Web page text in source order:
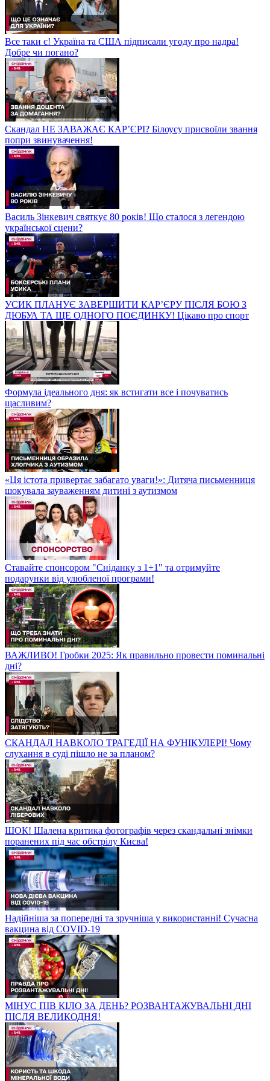
Все таки є! Україна та США підписали угоду про надра!
Добре чи погано?
Скандал НЕ ЗАВАЖАЄ КАР’ЄРІ? Білоусу присвоїли звання
попри звинувачення!
Василь Зінкевич святкує 80 років! Що сталося з легендою
української сцени?
УСИК ПЛАНУЄ ЗАВЕРШИТИ КАР’ЄРУ ПІСЛЯ БОЮ З
ДЮБУА ТА ЩЕ ОДНОГО ПОЄДИНКУ! Цікаво про спорт
Формула ідеального дня: як встигати все і почуватись
щасливим?
«Ця істота привертає забагато уваги!»: Дитяча письменниця
шокувала зауваженням дитині з аутизмом
Ставайте спонсором "Сніданку з 1+1" та отримуйте
подарунки від улюбленої програми!
ВАЖЛИВО! Гробки 2025: Як правильно провести поминальні
дні?
СКАНДАЛ НАВКОЛО ТРАГЕДІЇ НА ФУНІКУЛЕРІ! Чому
слухання в суді пішло не за планом?
ШОК! Шалена критика фотографів через скандальні знімки
поранених під час обстрілу Києва!
Надійніша за попередні та зручніша у використанні! Сучасна
вакцина від COVID-19
МІНУС ПІВ КІЛО ЗА ДЕНЬ? РОЗВАНТАЖУВАЛЬНІ ДНІ
ПІСЛЯ ВЕЛИКОДНЯ!